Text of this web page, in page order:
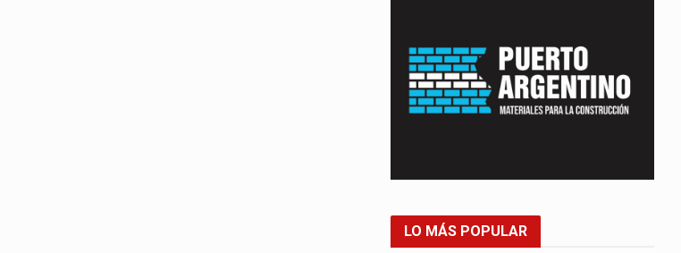
LO MÁS POPULAR